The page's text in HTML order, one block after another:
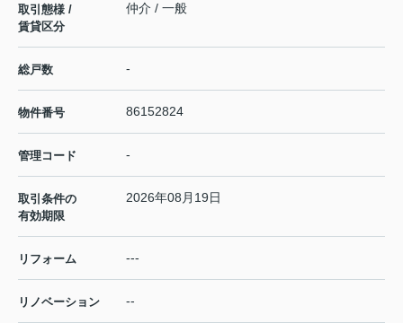
取引態様 /
賃貸区分
仲介 / 一般
総戸数 -
物件番号 86152824
管理コード -
取引条件の
有効期限
2026年08月19日
リフォーム ---
リノベーション --